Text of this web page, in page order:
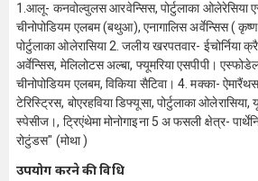
1.आलू- कनवोल्वुलस आरवेन्सिस, पोर्टुलाका ओलेरेसिया
चीनोपोडियम एलबम (बथुआ), एनागालिस अर्वेन्सिस (
पोर्टुलाका ओलेरासिया 2. जलीय खरपतवार- ईचोर्निया
अर्वेन्सिस, मेलिलोटस अल्बा, फ्यूमरिया एसपीपी।
चीनोपोडियम एलबम, विकिया सैटिवा। 4. मक्का-
टेरिस्ट्रिस, बोएरहविया डिफ्यूसा, पोर्टुलाका ओलेरासिया,
स्पेसीज।, ट्रिएंथेमा मोनोगाइना 5 अ फसली क्षेत्र-
रोटुंडस" (मोथा )
उपयोग करने की विधि